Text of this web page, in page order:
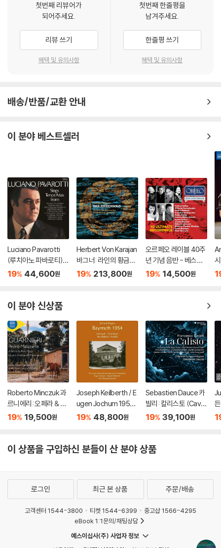
첫번째 리뷰어가
되어주세요.
리뷰 쓰기
혜택 및 유의사항
첫번째 한줄평을
남겨주세요.
한줄평 쓰기
혜택 및 유의사항
배송/반품/교환 안내
이 분야 베스트셀러
Luciano Pavarotti
(루치아노 파바로티) -
이탈리아 오페라 리마
P]
19% 44,600원
Herbert Von Karajan
바그너: 라인의 황금
(Wagner: Das Rhein
19% 213,800원
오르페오 레이블 40주
년 기념 음반 - 베스트
녹음 40 (ORFEO 40t
19% 14,500원
이 분야 신상품
Roberto Minczuk 과
르니에리: 오페라 & 관
현악 작품집 (Guarnier
19% 19,500원
Joseph Keilberth / E
ugen Jochum 1954
년 바이로이트 페스티
19% 48,800원
Sebastien Dauce 카
발리: 칼리스토 (Cavall
i: La Calisto)
19% 39,100원
이 상품을 구입하신 분들이 산 분야 상품
로그인 최근 본 상품 주문/배송
고객센터 1544-3800 티켓 1544-6399
중고샵 1566-4295
eBook 1:1문의/채팅상담
예스이십사(주) 사업자 정보